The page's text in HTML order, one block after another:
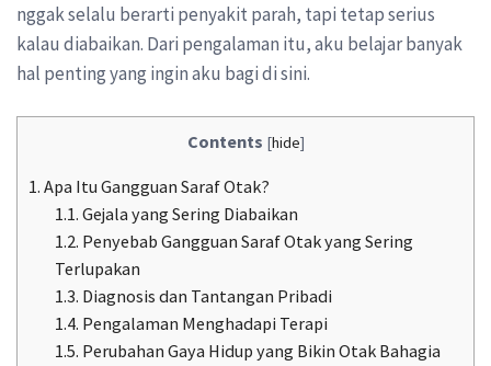
nggak selalu berarti penyakit parah, tapi tetap serius
kalau diabaikan. Dari pengalaman itu, aku belajar banyak
hal penting yang ingin aku bagi di sini.
Contents [hide]
1. Apa Itu Gangguan Saraf Otak?
1.1. Gejala yang Sering Diabaikan
1.2. Penyebab Gangguan Saraf Otak yang Sering
Terlupakan
1.3. Diagnosis dan Tantangan Pribadi
1.4. Pengalaman Menghadapi Terapi
1.5. Perubahan Gaya Hidup yang Bikin Otak Bahagia